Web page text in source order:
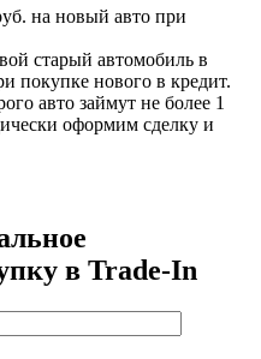
на новый авто при
старый автомобиль в
покупке нового в кредит.
авто займут не более 1
оформим сделку и
в Trade-In